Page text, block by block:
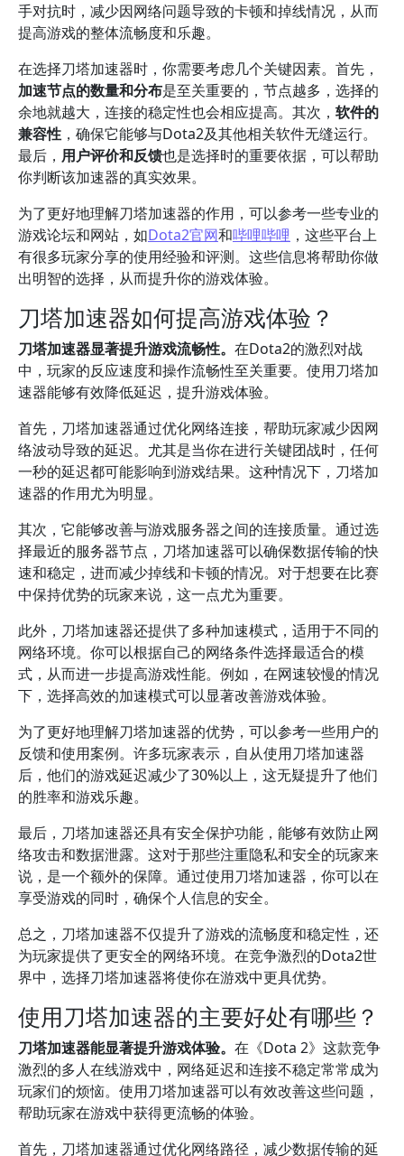
手对抗时，减少因网络问题导致的卡顿和掉线情况，从而
提高游戏的整体流畅度和乐趣。
在选择刀塔加速器时，你需要考虑几个关键因素。首先，
加速节点的数量和分布是至关重要的，节点越多，选择的
余地就越大，连接的稳定性也会相应提高。其次， 软件的
兼容性 ，确保它能够与Dota2及其他相关软件无缝运行。
最后， 用户评价和反馈也是选择时的重要依据，可以帮助
你判断该加速器的真实效果。
为了更好地理解刀塔加速器的作用，可以参考一些专业的
游戏论坛和网站，如Dota2官网和哔哩哔哩 ，这些平台上
有很多玩家分享的使用经验和评测。这些信息将帮助你做
出明智的选择，从而提升你的游戏体验。
刀塔加速器如何提高游戏体验？
刀塔加速器显著提升游戏流畅性。 在Dota2的激烈对战
中，玩家的反应速度和操作流畅性至关重要。使用刀塔加
速器能够有效降低延迟，提升游戏体验。
首先，刀塔加速器通过优化网络连接，帮助玩家减少因网
络波动导致的延迟。尤其是当你在进行关键团战时，任何
一秒的延迟都可能影响到游戏结果。这种情况下，刀塔加
速器的作用尤为明显。
其次，它能够改善与游戏服务器之间的连接质量。通过选
择最近的服务器节点，刀塔加速器可以确保数据传输的快
速和稳定，进而减少掉线和卡顿的情况。对于想要在比赛
中保持优势的玩家来说，这一点尤为重要。
此外，刀塔加速器还提供了多种加速模式，适用于不同的
网络环境。你可以根据自己的网络条件选择最适合的模
式，从而进一步提高游戏性能。例如，在网速较慢的情况
下，选择高效的加速模式可以显著改善游戏体验。
为了更好地理解刀塔加速器的优势，可以参考一些用户的
反馈和使用案例。许多玩家表示，自从使用刀塔加速器
后，他们的游戏延迟减少了30%以上，这无疑提升了他们
的胜率和游戏乐趣。
最后，刀塔加速器还具有安全保护功能，能够有效防止网
络攻击和数据泄露。这对于那些注重隐私和安全的玩家来
说，是一个额外的保障。通过使用刀塔加速器，你可以在
享受游戏的同时，确保个人信息的安全。
总之，刀塔加速器不仅提升了游戏的流畅度和稳定性，还
为玩家提供了更安全的网络环境。在竞争激烈的Dota2世
界中，选择刀塔加速器将使你在游戏中更具优势。
使用刀塔加速器的主要好处有哪些？
刀塔加速器能显著提升游戏体验。 在《Dota 2》这款竞争
激烈的多人在线游戏中，网络延迟和连接不稳定常常成为
玩家们的烦恼。使用刀塔加速器可以有效改善这些问题，
帮助玩家在游戏中获得更流畅的体验。
首先，刀塔加速器通过优化网络路径，减少数据传输的延